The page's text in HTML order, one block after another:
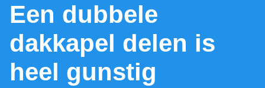
Een dubbele
dakkapel delen is
heel gunstig